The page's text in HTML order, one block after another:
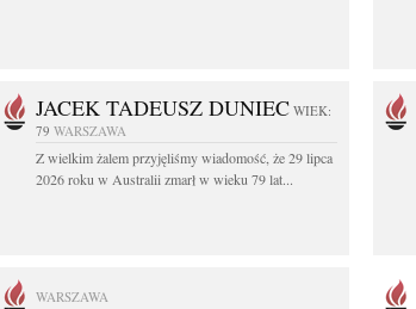
JACEK TADEUSZ DUNIEC WIEK:
79 WARSZAWA
Z wielkim żalem przyjęliśmy wiadomość, że 29 lipca
2026 roku w Australii zmarł w wieku 79 lat...
WARSZAWA